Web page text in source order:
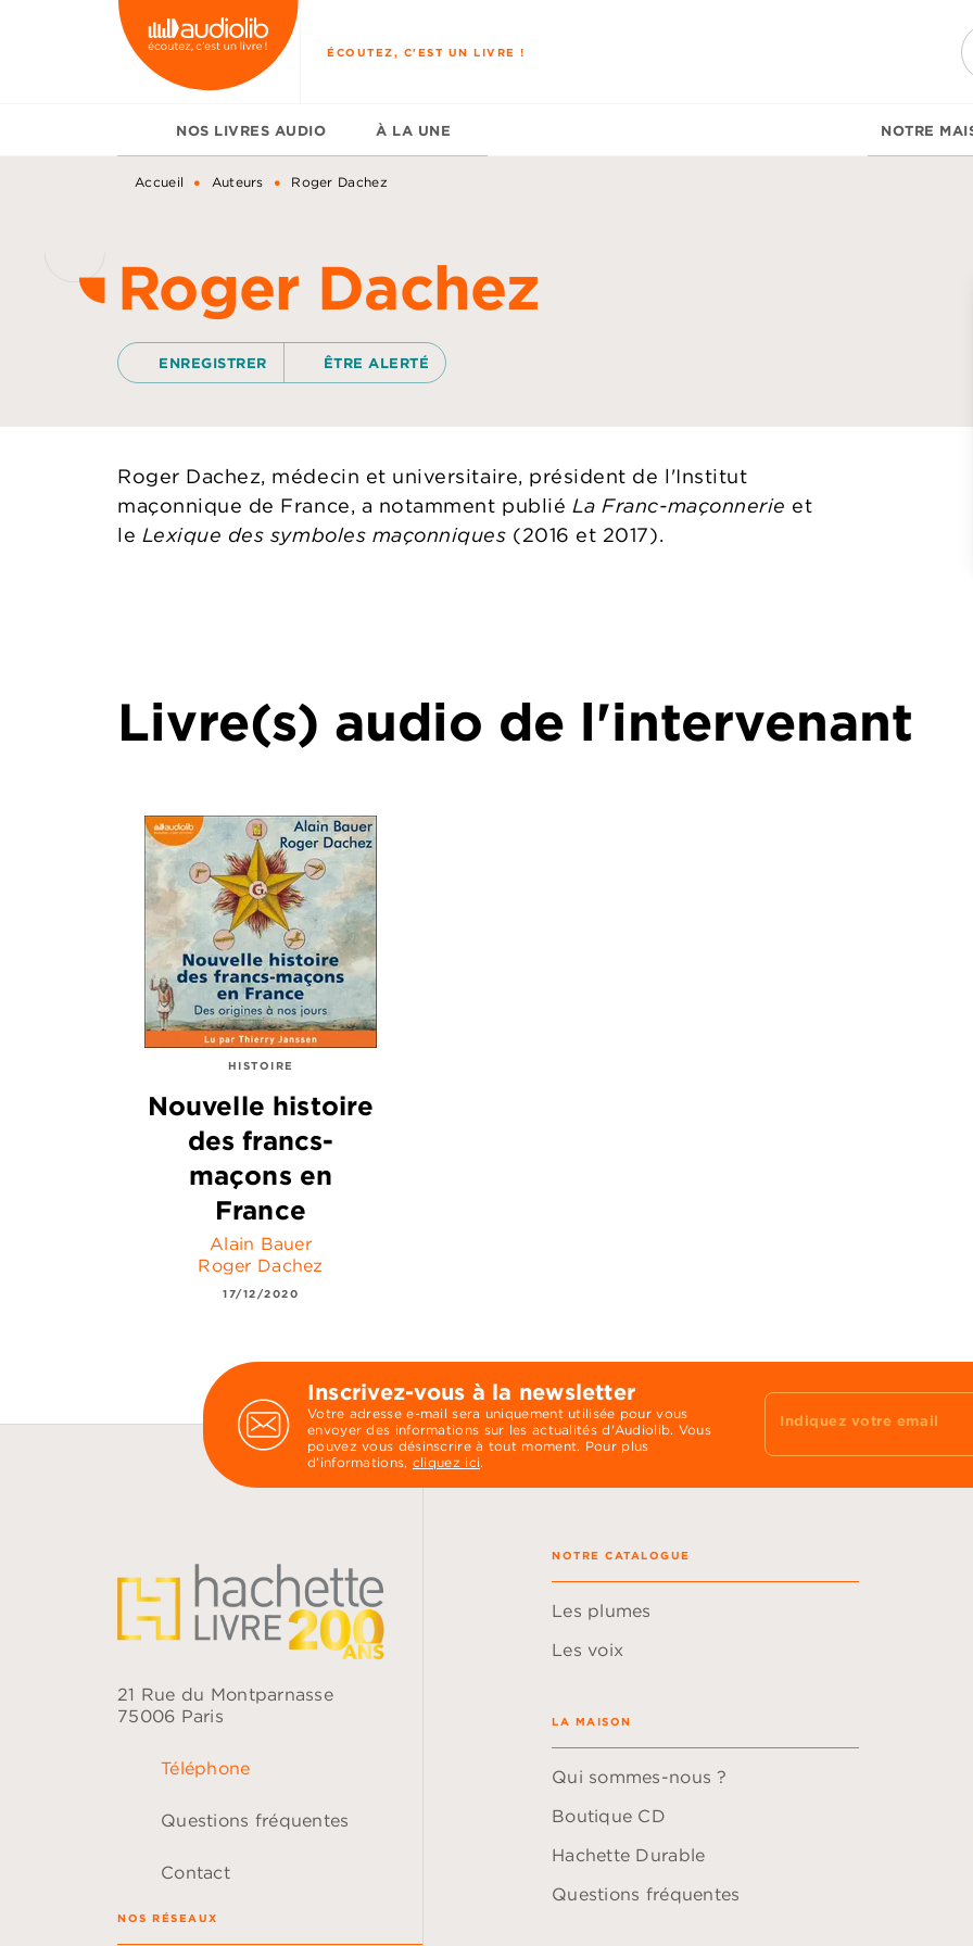
MENU RECHERCHE
ÉCOUTEZ, C'EST UN LIVRE !
NOS LIVRES AUDIO À LA UNE NOTRE
Accueil • Auteurs • Roger Dachez
Roger Dachez
ENREGISTRER ÊTRE ALERTÉ
Roger Dachez, médecin et universitaire, président de l'Institut
maçonnique de France, a notamment publié La Franc-maçonnerie et
le Lexique des symboles maçonniques (2016 et 2017).
Livre(s) audio de l'intervenant
HISTOIRE
Nouvelle histoire
des francs-
maçons en
France
Alain Bauer
Roger Dachez
17/12/2020
Inscrivez-vous à la newsletter
Votre adresse e-mail sera uniquement utilisée pour vous
envoyer des informations sur les actualités d'Audiolib. Vous
pouvez vous désinscrire à tout moment. Pour plus
d’informations, cliquez ici.
Indiquez votre email
21 Rue du Montparnasse
75006 Paris
Téléphone
Questions fréquentes
Contact
NOS RÉSEAUX
NOTRE CATALOGUE
Les plumes
Les voix
LA MAISON
Qui sommes-nous ?
Boutique CD
Hachette Durable
Questions fréquentes